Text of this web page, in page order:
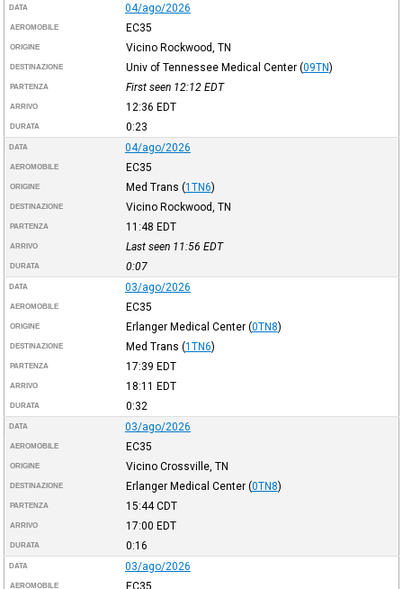
DATA 04/ago/2026
AEROMOBILE EC35
ORIGINE Vicino Rockwood, TN
DESTINAZIONE Univ of Tennessee Medical Center (09TN)
PARTENZA First seen 12:12 EDT
ARRIVO 12:36 EDT
DURATA 0:23
DATA 04/ago/2026
AEROMOBILE EC35
ORIGINE Med Trans (1TN6)
DESTINAZIONE Vicino Rockwood, TN
PARTENZA 11:48 EDT
ARRIVO Last seen 11:56 EDT
DURATA 0:07
DATA 03/ago/2026
AEROMOBILE EC35
ORIGINE Erlanger Medical Center (0TN8)
DESTINAZIONE Med Trans (1TN6)
PARTENZA 17:39 EDT
ARRIVO 18:11 EDT
DURATA 0:32
DATA 03/ago/2026
AEROMOBILE EC35
ORIGINE Vicino Crossville, TN
DESTINAZIONE Erlanger Medical Center (0TN8)
PARTENZA 15:44CDT
ARRIVO 17:00 EDT
DURATA 0:16
DATA 03/ago/2026
AEROMOBILE EC35